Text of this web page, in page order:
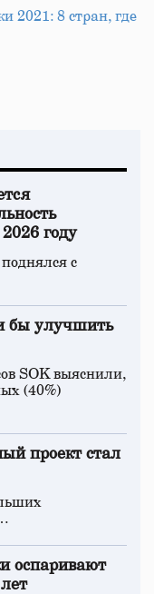
2021: 8 стран, где
году
с
бы улучшить
SOK выяснили,
(40%)
проект стал
оспаривают